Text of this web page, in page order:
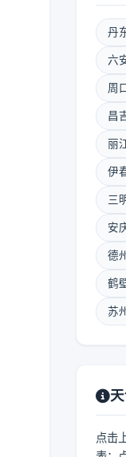
丹
六
周
昌
丽
伊
三
安
德
鹤
苏
点击